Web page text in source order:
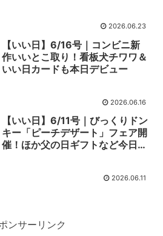
2026.06.23
【いい日】6/16号｜コンビニ新
作いいとこ取り！看板犬チワワ＆
いい日カードも本日デビュー
2026.06.16
【いい日】6/11号｜びっくりドン
キー「ピーチデザート」フェア開
催！ほか父の日ギフトなど今日の
2026.06.11
ンサーリンク